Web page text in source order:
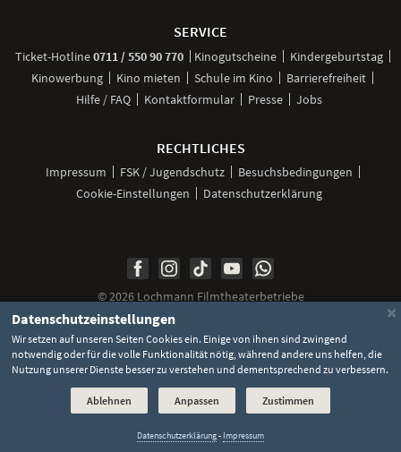
SERVICE
Ticket-Hotline0711 / 550 90 770anrufen
Kinogutscheine
Kindergeburtstag
Kinowerbung
Kino mieten Schule im Kino
Barrierefreiheit
Hilfe / FAQ
Kontaktformular Presse Jobs
RECHTLICHES
Impressum FSK / Jugendschutz
Besuchsbedingungen
Cookie-Einstellungen
Datenschutzerklärung
Links
Unsere
Seite
Facebook
Unsere
Seite
Instagram
Unsere
Seite
bei
TikTok
Unser
Kanal
YouTube
Unser
Kanal
bei
WhatsApp
©2026 Lochmann Filmtheaterbetriebe
×
Datenschutzeinstellungen
Wir setzen auf unseren Seiten Cookies ein. Einige von ihnen sind zwingend
notwendig oder für die volle Funktionalität nötig, während andere uns helfen, die
Nutzung unserer Dienste besser zu verstehen und dementsprechend zu verbessern.
Ablehnen Anpassen Zustimmen
Datenschutzerklärung- Impressum